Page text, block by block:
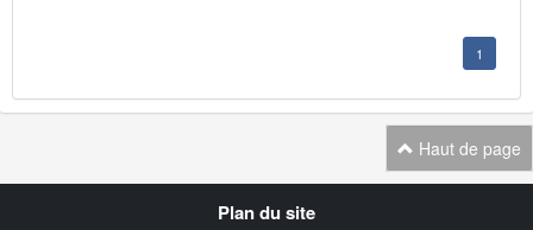
1
Haut de page
Plan du site